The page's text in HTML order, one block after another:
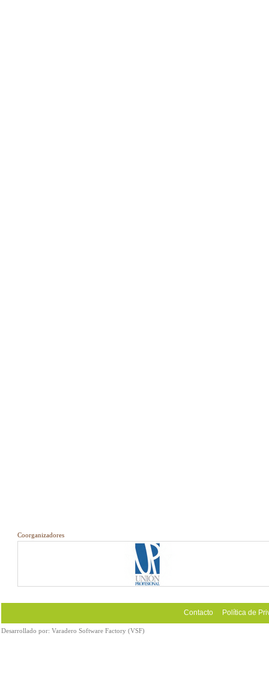
Coorganizadores
Contacto Política de
Desarrollado por: Varadero Software Factory (VSF)